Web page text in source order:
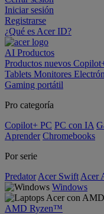
Iniciar sesión
Registrarse
¿Qué es Acer ID?
AI Productos
Productos nuevos
Tablets Monitores
Gaming portátil
Pro categoría
Copilot+ PC PC con IA
Aprender Chromebooks
Por serie
Predator Acer Swift Acer
Windows
AMD Ryzen™